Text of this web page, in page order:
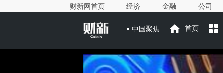
财新网首页 经济 金融 公司
中国聚焦 首页